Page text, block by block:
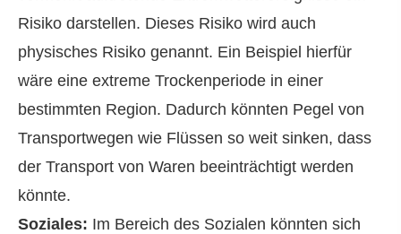
Risiko darstellen. Dieses Risiko wird auch
physisches Risiko genannt. Ein Beispiel hierfür
wäre eine extreme Trockenperiode in einer
bestimmten Region. Dadurch könnten Pegel von
Transportwegen wie Flüssen so weit sinken, dass
der Transport von Waren beeinträchtigt werden
könnte.
Soziales: Im Bereich des Sozialen könnten sich